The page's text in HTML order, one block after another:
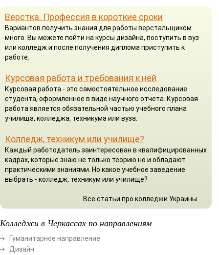
Верстка. Профессия в короткие сроки
Вариантов получить знания для работы верстальщиком
много. Вы можете пойти на курсы дизайна, поступить в вуз
или колледж и после получения диплома приступить к
работе.
Курсовая работа и требования к ней
Курсовая работа - это самостоятельное исследование
студента, оформленное в виде научного отчета. Курсовая
работа является обязательной частью учебного плана
училища, колледжа, техникума или вуза.
Колледж, техникум или училище?
Каждый работодатель заинтересован в квалифицированных
кадрах, которые знаю не только теорию но и обладают
практическими знаниями. Но какое учебное заведение
выбрать - колледж, техникум или училище?
Все статьи про колледжи Украины
Колледжи в Черкассах по направлениям
Гуманитарное направление
Дизайн